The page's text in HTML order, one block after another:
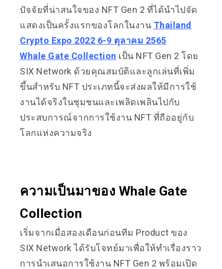
ปัจจัยที่น่าสนใจของ NFT Gen 2 ที่ได้นำไปจัด
แสดงเป็นครั้งแรกของโลกในงาน Thailand
Crypto Expo 2022 6-9 ตุลาคม 2565
Whale Gate Collection เป็น NFT Gen 2 โดย
SIX Network ด้วยคุณสมบัติและลูกเล่นที่เพิ่ม
ขึ้นสำหรับ NFT ประเภทนี้จะส่งผลให้มีการใช้
งานได้จริงในชุมชนและเพลิดเพลินไปกับ
ประสบการณ์จากการใช้งาน NFT ที่ถืออยู่กับ
โลกแห่งความจริง
ความเป็นมาของ Whale Gate
Collection
เริ่มจากเมื่อสองเดือนก่อนทีม Product ของ
SIX Network ได้รับโจทย์มาเพื่อให้ทำเรื่องราว
การนำเสนอการใช้งาน NFT Gen 2 พร้อมเปิด